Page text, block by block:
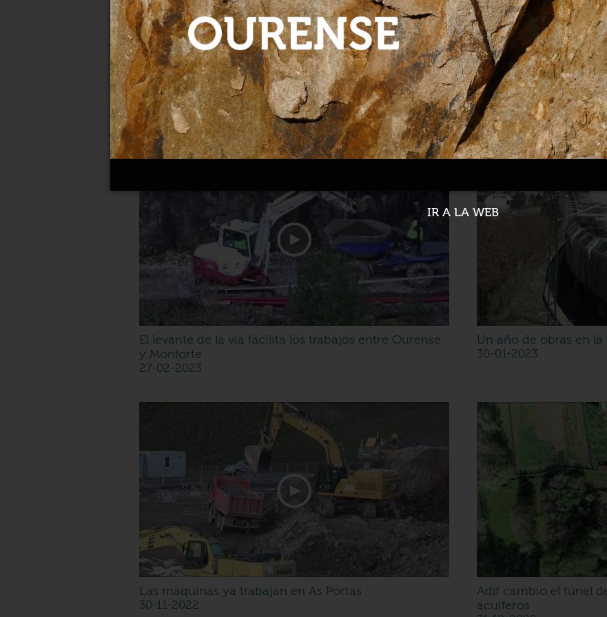
IR A LA WEB
Avance en las obras de la subestación de As Portas
28-02-2023
Adif lícita el proyecto
Padornelo
28-02-2023
El levante de la vía facilita los trabajos entre Ourense
y Monforte
27-02-2023
Un año de obras en
30-01-2023
Las maquinas ya trabajan en As Portas
30-11-2022
Adif cambio el túnel
acuíferos